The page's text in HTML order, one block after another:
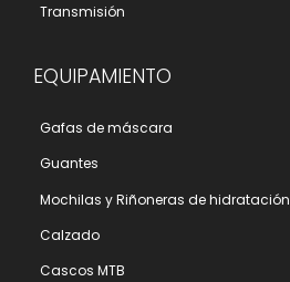
Transmisión
EQUIPAMIENTO
Gafas de máscara
Guantes
Mochilas y Riñoneras de hidratación
Calzado
Cascos MTB